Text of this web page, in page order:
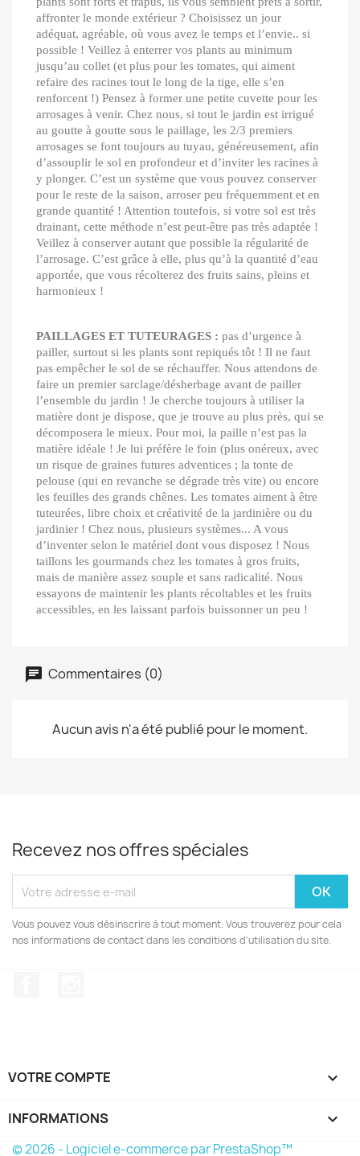
affronter le monde extérieur ? Choisissez un jour
adéquat, agréable, où vous avez le temps et l’envie.. si
possible ! Veillez à enterrer vos plants au minimum
jusqu’au collet (et plus pour les tomates, qui aiment
refaire des racines tout le long de la tige, elle s’en
renforcent !) Pensez à former une petite cuvette pour les
arrosages à venir. Chez nous, si tout le jardin est irrigué
au goutte à goutte sous le paillage, les 2/3 premiers
arrosages se font toujours au tuyau, généreusement, afin
d’assouplir le sol en profondeur et d’inviter les racines à
y plonger. C’est un système que vous pouvez conserver
pour le reste de la saison, arroser peu fréquemment et en
grande quantité ! Attention toutefois, si votre sol est très
drainant, cette méthode n’est peut-être pas très adaptée !
Veillez à conserver autant que possible la régularité de
l’arrosage. C’est grâce à elle, plus qu’à la quantité d’eau
apportée, que vous récolterez des fruits sains, pleins et
harmonieux !
PAILLAGES ET TUTEURAGES : pas d’urgence à
pailler, surtout si les plants sont repiqués tôt ! Il ne faut
pas empêcher le sol de se réchauffer. Nous attendons de
faire un premier sarclage/désherbage avant de pailler
l’ensemble du jardin ! Je cherche toujours à utiliser la
matière dont je dispose, que je trouve au plus près, qui se
décomposera le mieux. Pour moi, la paille n’est pas la
matière idéale ! Je lui préfère le foin (plus onéreux, avec
un risque de graines futures adventices ; la tonte de
pelouse (qui en revanche se dégrade très vite) ou encore
les feuilles des grands chênes. Les tomates aiment à être
tuteurées, libre choix et créativité de la jardinière ou du
jardinier ! Chez nous, plusieurs systèmes... A vous
d’inventer selon le matériel dont vous disposez ! Nous
taillons les gourmands chez les tomates à gros fruits,
mais de manière assez souple et sans radicalité. Nous
essayons de maintenir les plants récoltables et les fruits
accessibles, en les laissant parfois buissonner un peu !
Commentaires (0)
Aucun avis n'a été publié pour le moment.
Recevez nos offres spéciales
Vous pouvez vous désinscrire à tout moment. Vous trouverez pour cela
nos informations de contact dans les conditions d'utilisation du site.
VOTRE COMPTE 
INFORMATIONS keyboard_arrow_down
© 2026 - Logiciel e-commerce par PrestaShop™